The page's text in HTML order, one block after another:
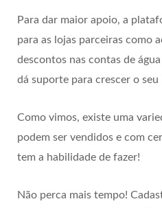
Para dar maior apoio, a
para as lojas parceiras como
descontos nas contas de
dá suporte para crescer o seu
Como vimos, existe uma
podem ser vendidos e com
tem a habilidade de fazer!
Não perca mais tempo!